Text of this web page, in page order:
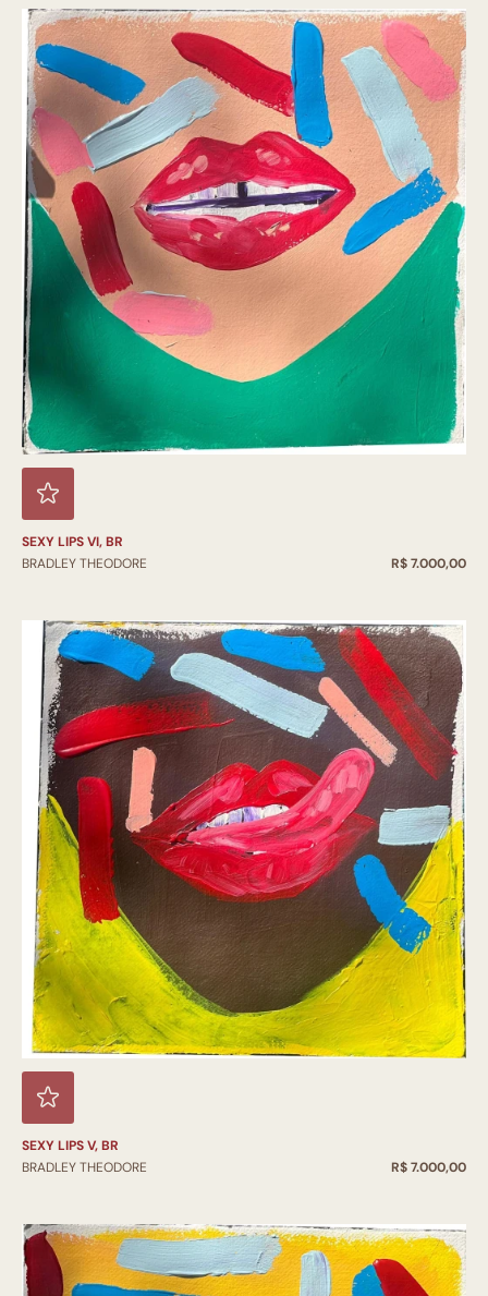
SEXY LIPS VI, BR
BRADLEY THEODORE
R$ 7.000,00
SEXY LIPS V, BR
BRADLEY THEODORE
R$ 7.000,00